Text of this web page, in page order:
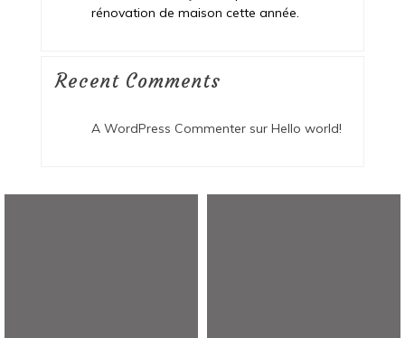
rénovation de maison cette année.
Recent Comments
A WordPress Commentersur Hello world!